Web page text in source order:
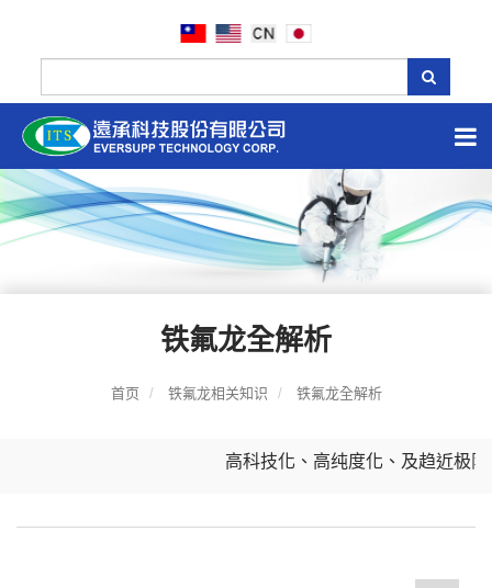
铁氟龙全解析
首页 铁氟龙相关知识 铁氟龙全解析
高科技化、高纯度化、及趋近极限的